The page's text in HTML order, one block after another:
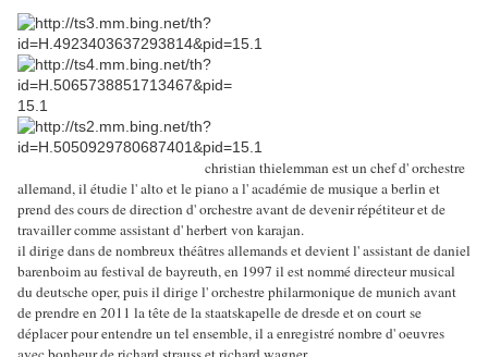
christian thielemman est un chef d' orchestre
allemand, il étudie l' alto et le piano a l' académie de musique a berlin et
prend des cours de direction d' orchestre avant de devenir répétiteur et de
travailler comme assistant d' herbert von karajan.
il dirige dans de nombreux théâtres allemands et devient l' assistant de daniel
barenboim au festival de bayreuth, en 1997 il est nommé directeur musical
du deutsche oper, puis il dirige l' orchestre philarmonique de munich avant
de prendre en 2011 la tête de la staatskapelle de dresde et on court se
déplacer pour entendre un tel ensemble, il a enregistré nombre d' oeuvres